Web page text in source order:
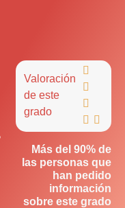
Valoración
de este
grado



 
Más del 90% de
las personas que
han pedido
información
sobre este grado